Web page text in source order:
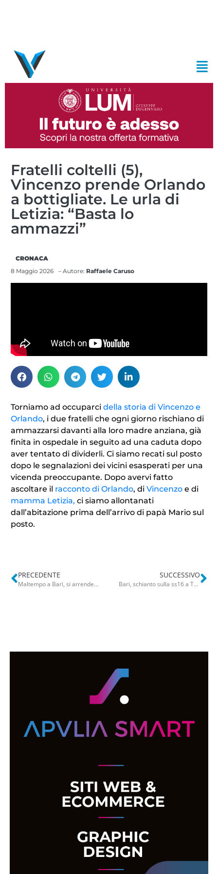
Fratelli coltelli (5),
Vincenzo prende Orlando
a bottigliate. Le urla di
Letizia: “Basta lo
ammazzi”
CRONACA
8 Maggio 2026
– Autore: Raffaele Caruso
Torniamo ad occuparcidella storia di Vincenzo e
Orlando, i due fratelli che ogni giorno rischiano di
ammazzarsi davanti alla loro madre anziana, già
finita in ospedale in seguito ad una caduta dopo
aver tentato di dividerli. Ci siamo recati sul posto
dopo le segnalazioni dei vicini esasperati per una
vicenda preoccupante. Dopo avervi fatto
ascoltare il racconto di Orlando, diVincenzo e di
mamma Letizia, ci siamo allontanati
dall’abitazione prima dell’arrivo di papà Mario sul
posto.
PRECEDENTE
Maltempo a Bari, si arrende anche San Nicola. La statua torna indietro: non accadeva da decenni
SUCCESSIVO
Bari, schianto sulla ss16 a Torre a Mare: tir finisce di traverso sulla carreggiata. Traffico in tilt